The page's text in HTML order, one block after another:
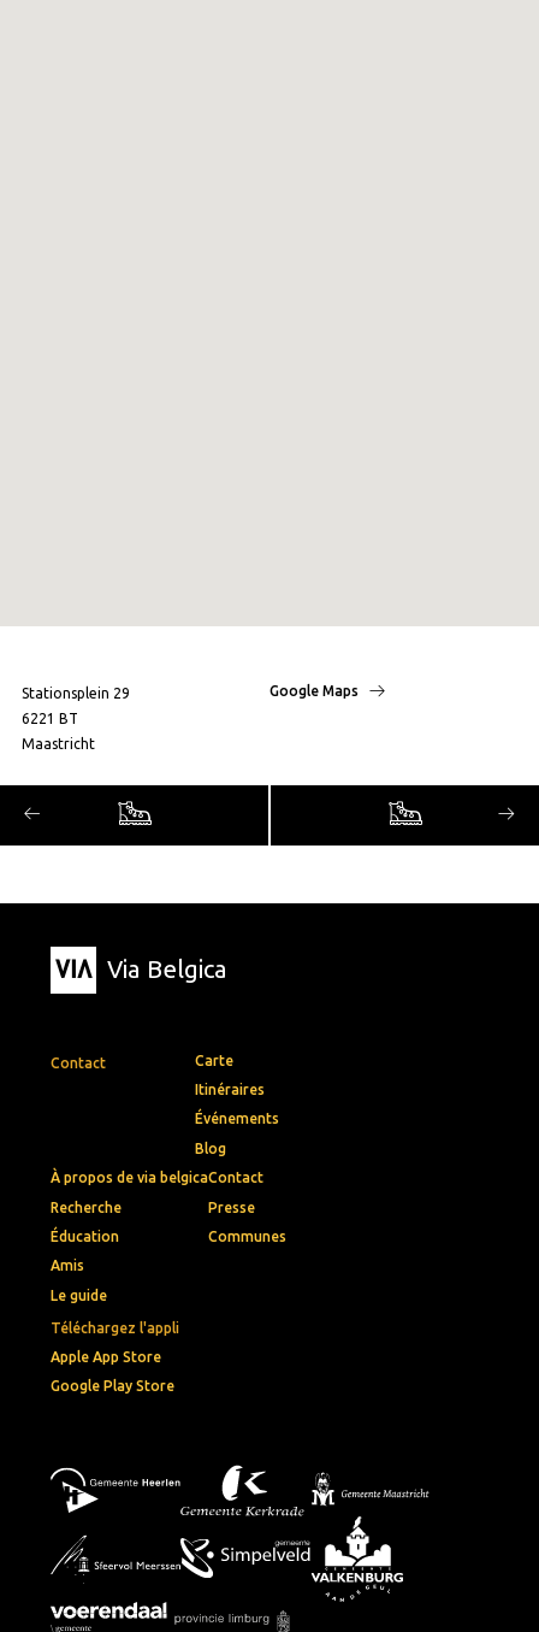
Stationsplein 29
6221 BT
Maastricht
Google Maps
Via Belgica
Contact
Téléchargez l'appli
Apple App Store
Google Play Store
Carte
Itinéraires
Événements
Blog
À propos de via belgica
Recherche
Éducation
Amis
Le guide
Contact
Presse
Communes